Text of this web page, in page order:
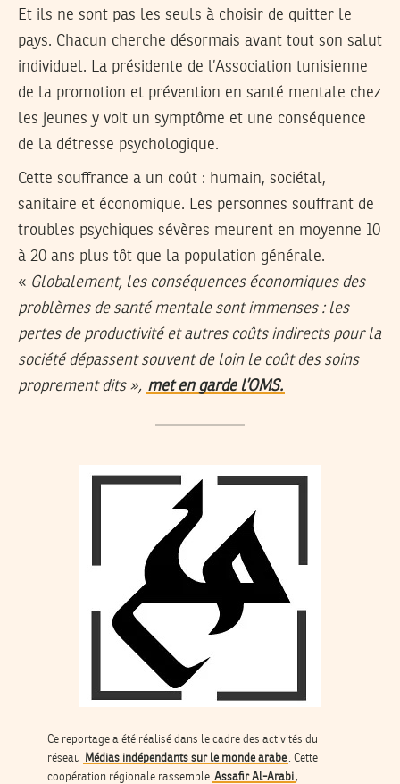
Et ils ne sont pas les seuls à choisir de quitter le
pays. Chacun cherche désormais avant tout son salut
individuel. La présidente de l’Association tunisienne
de la promotion et prévention en santé mentale chez
les jeunes y voit un symptôme et une conséquence
de la détresse psychologique.
Cette souffrance a un coût : humain, sociétal,
sanitaire et économique. Les personnes souffrant de
troubles psychiques sévères meurent en moyenne 10
à 20 ans plus tôt que la population générale.
« Globalement, les conséquences économiques des
problèmes de santé mentale sont immenses : les
pertes de productivité et autres coûts indirects pour la
société dépassent souvent de loin le coût des soins
proprement dits», met en garde l’OMS.
Ce reportage a été réalisé dans le cadre des activités du
réseau Médias indépendants sur le monde arabe . Cette
coopération régionale rassemble Assafir Al-Arabi,